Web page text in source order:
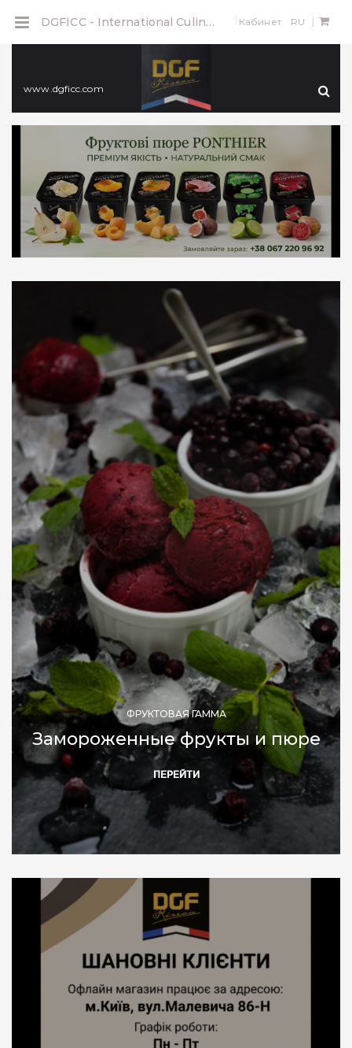
Кабинет RU
www.dgficc.com
Перейти
ФРУКТОВАЯ ГАММА
Замороженные фрукты и пюре
ПЕРЕЙТИ
DGFICC - International Culinary School / Французская кулинарная школа